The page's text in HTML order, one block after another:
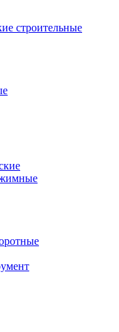
строительные